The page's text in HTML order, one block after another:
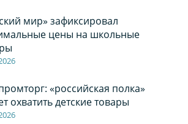
мир» зафиксировал
цены на школьные
«российская полка»
охватить детские товары